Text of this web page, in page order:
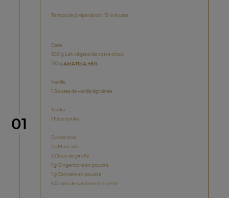
étape
01
Temps de préparation : 15 minutes
Base
300 g Lait végétal de votre choix
130 gAMATIKA 46%
Vanille
1 Gousse de vanille égrainée
Tonka
1 Fève tonka
Épices chaï
1 g Muscade
2 Clous de girofle
1 g Gingembre en poudre
1 g Cannelle en poudre
5 Grains de cardamome verte